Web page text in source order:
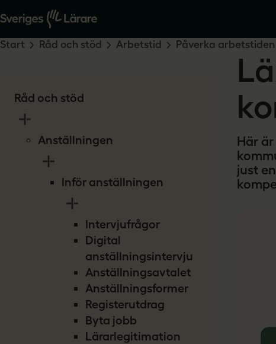
Råd och stöd
Anställningen
Inför anställningen
Intervjufrågor
Digital
anställningsintervju
Anställningsavtalet
Anställningsformer
Registerutdrag
Byta jobb
Lärarlegitimation
Start Råd och stöd Arbetstid Påverka arbetstiden
Här
just